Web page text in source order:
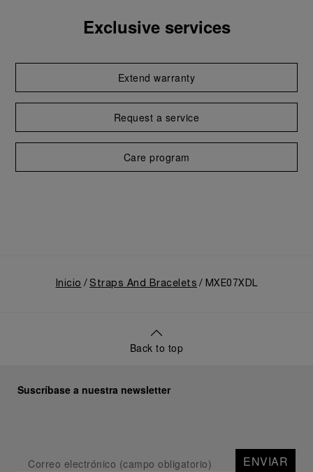
Exclusive services
Extend warranty
Request a service
Care program
Inicio Straps And Bracelets MXE07XDL
Back to top
Suscríbase a nuestra newsletter
ENVIAR